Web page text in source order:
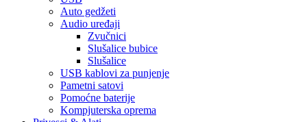
Auto gedžeti
Audio uređaji
Zvučnici
Slušalice bubice
Slušalice
USB kablovi za punjenje
Pametni satovi
Pomoćne baterije
Kompjuterska oprema